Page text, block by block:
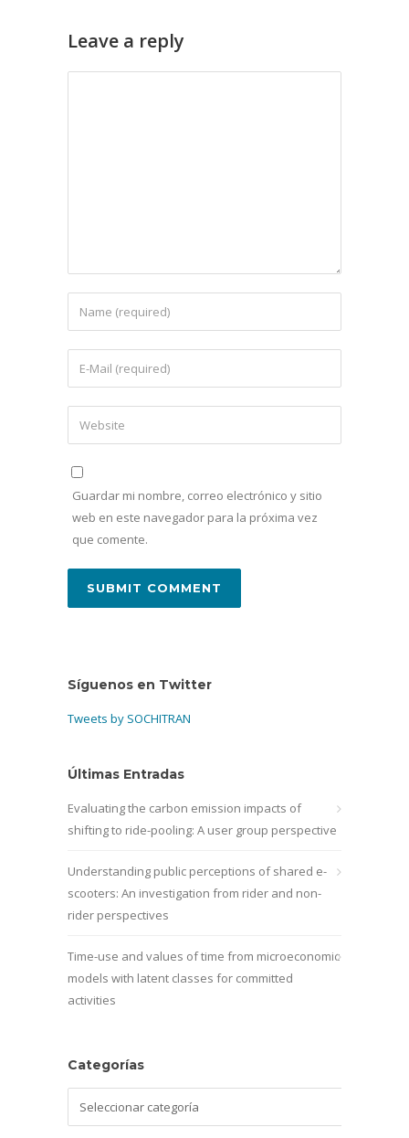
Leave a reply
Guardar mi nombre, correo electrónico y sitio
web en este navegador para la próxima vez
que comente.
Síguenos en Twitter
Tweets by SOCHITRAN
Últimas Entradas
Evaluating the carbon emission impacts of
shifting to ride-pooling: A user group perspective
Understanding public perceptions of shared e-
scooters: An investigation from rider and non-
rider perspectives
Time-use and values of time from microeconomic
models with latent classes for committed
activities
Categorías